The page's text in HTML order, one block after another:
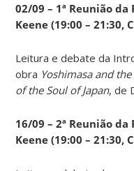
02/09 – 1ª Reunião
Keene (19:00 – 21:30,
Leitura e debate da
obra Yoshimasa and
of the Soul of Japan, de
16/09 – 2ª Reunião
Keene (19:00 – 21:30,